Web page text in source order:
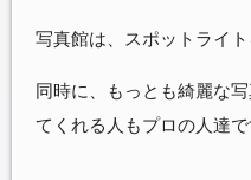
写真館は、スポットライト
同時に、もっとも綺麗な
てくれる人もプロの人達で